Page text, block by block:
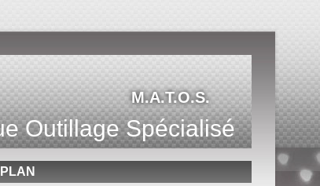
M.A.T.O.S.
Outillage Spécialisé
PLAN